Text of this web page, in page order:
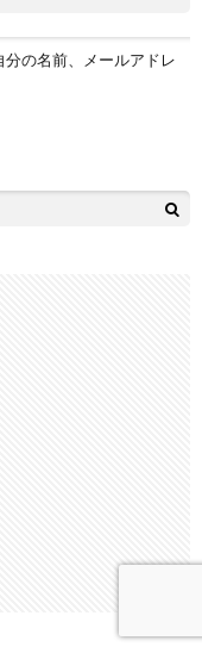
の名前、メールアドレ